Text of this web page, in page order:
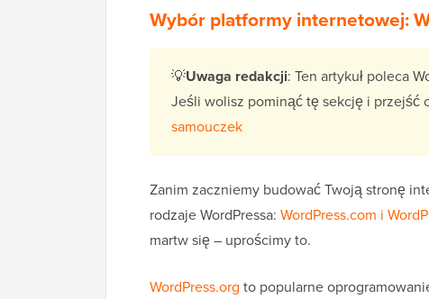
Wybór platformy internetowej:
💡Uwaga redakcji: Ten artykuł poleca
Jeśli wolisz pominąć tę sekcję i przejść
samouczek
Zanim zaczniemy budować Twoją stronę
rodzaje WordPressa: WordPress.com i
martw się – uprościmy to.
WordPress.org to popularne